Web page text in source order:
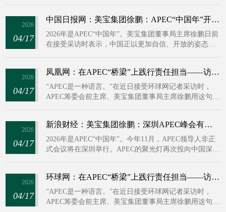
界充满不确定性的当下，深圳将如何利用其“鹏城”意
象，将APEC会标上的21片羽毛凝聚成合力?近日，2023
年亚太经合组织筹委会联合主席、美宝国际集团董事局
术构想转化为普惠区域的实践力量。
2026
04/17
中国日报网：美宝集团徐鹏：APEC“中国年”开启工商界合作新机遇
2026年是APEC“中国年”。美宝集团董事局主席徐鹏日前
在接受采访时表示，中国正以更加自信、开放的姿态，
试点项目与联合倡议，让企业不仅是政策的建议者，更
是落地的参与者和受益者。
2026
04/17
凤凰网：在APEC“桥梁”上践行责任担当——访美宝集团董事局主席徐鹏
“APEC是一种语言。”在近日接受环球网记者采访时，
APEC筹委会前主席、美宝集团董事局主席徐鹏用这句话
回归到一个可以对话、必须合作的平台上。”
2026
04/17
新浪财经：美宝集团徐鹏：深圳APEC峰会有望成为“未来体验馆” ，期待AI等议题实现“生活化”落地
2026年是APEC“中国年”。今年11月，APEC领导人非正
式会议将在深圳举行。APEC的聚光灯再次投向中国深
界充满不确定性的当下，深圳将如何利用其“鹏城”意
象，将APEC会标上的21片羽毛凝聚成合力？近日，2023
年亚太经合组织筹委会联合主席、美宝国际集团董事局
2026
04/17
环球网：在APEC“桥梁”上践行责任担当——访美宝集团董事局主席徐鹏
“APEC是一种语言。”在近日接受环球网记者采访时，
APEC筹委会前主席、美宝集团董事局主席徐鹏用这句话